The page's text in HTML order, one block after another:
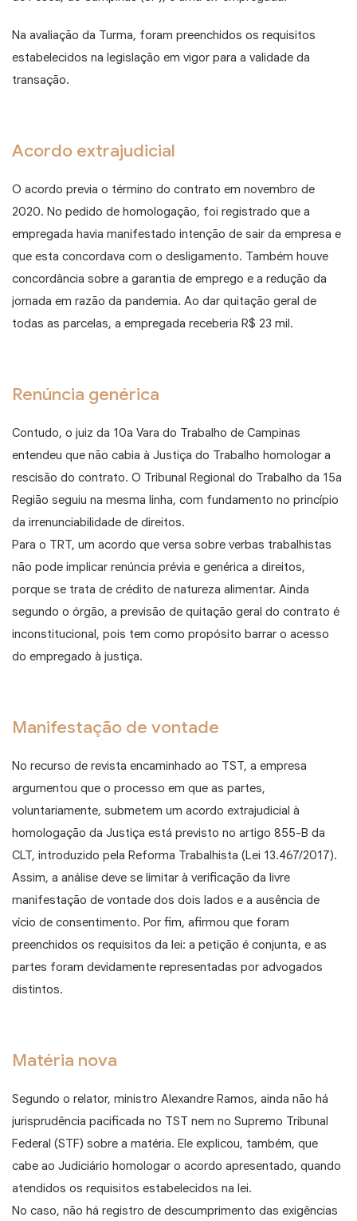
Na avaliação da Turma, foram preenchidos os requisitos
estabelecidos na legislação em vigor para a validade da
transação.
Acordo extrajudicial
O acordo previa o término do contrato em novembro de
2020. No pedido de homologação, foi registrado que a
empregada havia manifestado intenção de sair da empresa e
que esta concordava com o desligamento. Também houve
concordância sobre a garantia de emprego e a redução da
jornada em razão da pandemia. Ao dar quitação geral de
todas as parcelas, a empregada receberia R$ 23 mil.
Renúncia genérica
Contudo, o juiz da 10a Vara do Trabalho de Campinas
entendeu que não cabia à Justiça do Trabalho homologar a
rescisão do contrato. O Tribunal Regional do Trabalho da 15a
Região seguiu na mesma linha, com fundamento no princípio
da irrenunciabilidade de direitos.
Para o TRT, um acordo que versa sobre verbas trabalhistas
não pode implicar renúncia prévia e genérica a direitos,
porque se trata de crédito de natureza alimentar. Ainda
segundo o órgão, a previsão de quitação geral do contrato é
inconstitucional, pois tem como propósito barrar o acesso
do empregado à justiça.
Manifestação de vontade
No recurso de revista encaminhado ao TST, a empresa
argumentou que o processo em que as partes,
voluntariamente, submetem um acordo extrajudicial à
homologação da Justiça está previsto no artigo 855-B da
CLT, introduzido pela Reforma Trabalhista (Lei 13.467/2017).
Assim, a análise deve se limitar à verificação da livre
manifestação de vontade dos dois lados e a ausência de
vício de consentimento. Por fim, afirmou que foram
preenchidos os requisitos da lei: a petição é conjunta, e as
partes foram devidamente representadas por advogados
distintos.
Matéria nova
Segundo o relator, ministro Alexandre Ramos, ainda não há
jurisprudência pacificada no TST nem no Supremo Tribunal
Federal (STF) sobre a matéria. Ele explicou, também, que
cabe ao Judiciário homologar o acordo apresentado, quando
atendidos os requisitos estabelecidos na lei.
No caso, não há registro de descumprimento das exigências